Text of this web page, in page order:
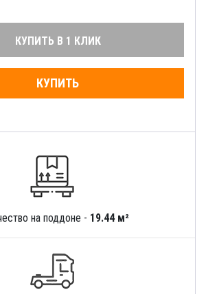
КУПИТЬ В 1 КЛИК
КУПИТЬ
на поддоне - 19.44 м²